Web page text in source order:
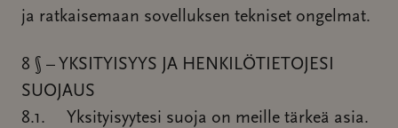
ja ratkaisemaan sovelluksen tekniset ongelmat.
8 § – YKSITYISYYS JA HENKILÖTIETOJESI
SUOJAUS
8.1. Yksityisyytesi suoja on meille tärkeä asia.